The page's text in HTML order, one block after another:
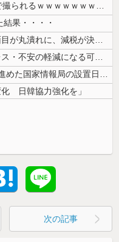
【画像】24歳の人妻さん、露天風呂で撮られるｗｗｗｗｗｗｗｗｗｗｗｗ...
結果・・・・
消費税減税に反対していた財務省の面目が丸潰れに、減税が決まった途端に市...
【朗報】かわいい動物の動画がストレス・不安の軽減になる可能性。英大学の...
（ ´_ゝ`）中国「高市政権が法制化を進めた国家情報局の設置日が7月3...
日韓協力強化を」
次の記事